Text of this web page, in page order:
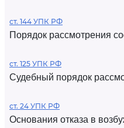
ст. 144 УПК РФ
Порядок рассмотрения
ст. 125 УПК РФ
Судебный порядок
ст. 24 УПК РФ
Основания отказа в